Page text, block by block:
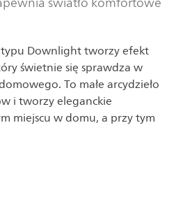
typu Downlight tworzy efekt
świetnie się sprawdza w
To małe arcydzieło
i tworzy eleganckie
miejscu w domu, a przy tym